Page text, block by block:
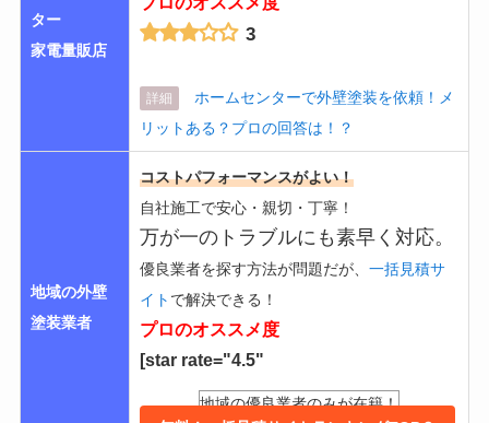
ター
家電量販店
3
詳細
ホームセンターで外壁塗装を依頼！メ
リットある？プロの回答は！？
地域の外壁
塗装業者
コストパフォーマンスがよい！
自社施工で安心・親切・丁寧！
万が一のトラブルにも素早く対応。
優良業者を探す方法が問題だが、 一括見積サ
イト で解決できる！
プロのオススメ度
[star rate="4.5"
地域の優良業者のみが在籍！